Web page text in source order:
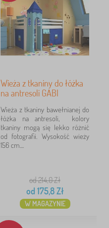
Wieża z tkaniny do łóżka
na antresoli GABI
Wieża z tkaniny bawełnianej do
łóżka na antresoli, kolory
tkaniny mogą się lekko różnić
od fotografii. Wysokość wieży
156 cm....
od 214,0Zł
od 175,8Zł
W MAGAZYNIE